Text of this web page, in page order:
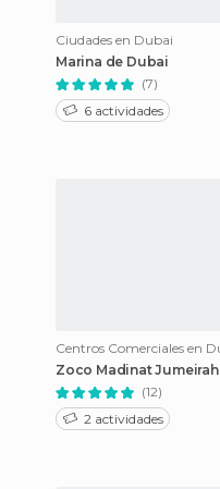
Ciudades en Dubai
Marina de Dubai
(7)
6 actividades
Zoco Madinat Jumeirah
(12)
2 actividades